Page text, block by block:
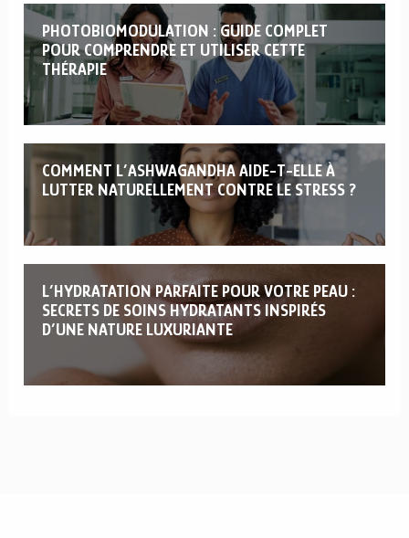
PHOTOBIOMODULATION : GUIDE COMPLET
POUR COMPRENDRE ET UTILISER CETTE
THÉRAPIE
COMMENT L’ASHWAGANDHA AIDE-T-ELLE À
LUTTER NATURELLEMENT CONTRE LE STRESS ?
L’HYDRATATION PARFAITE POUR VOTRE PEAU :
SECRETS DE SOINS HYDRATANTS INSPIRÉS
D’UNE NATURE LUXURIANTE